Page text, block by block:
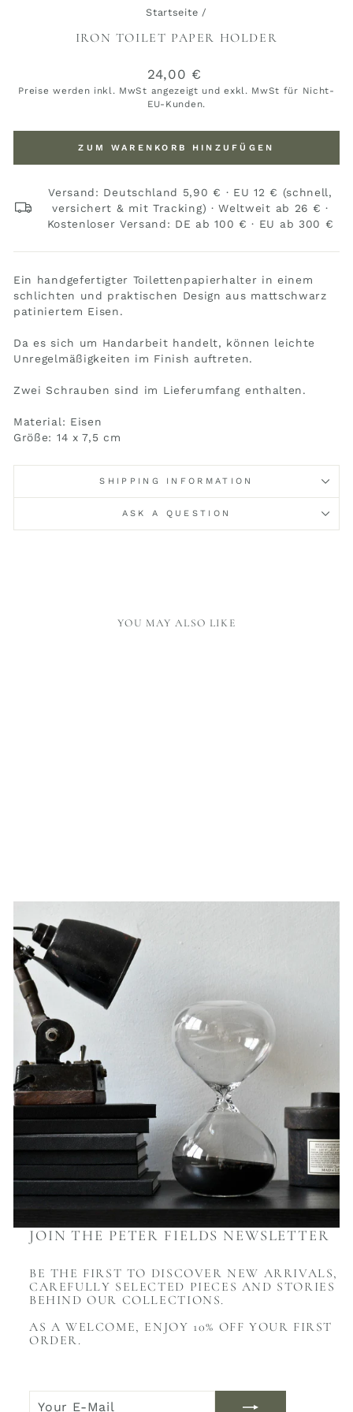
Startseite /
IRON TOILET PAPER HOLDER
Normaler
Preis
24,00 €
Preise werden inkl. MwSt angezeigt und exkl. MwSt für Nicht-
EU-Kunden.
ZUM WARENKORB HINZUFÜGEN
Versand: Deutschland 5,90 € · EU 12 € (schnell,
versichert & mit Tracking) · Weltweit ab 26 € ·
Kostenloser Versand: DE ab 100 € · EU ab 300 €
Ein handgefertigter Toilettenpapierhalter in einem
schlichten und praktischen Design aus mattschwarz
patiniertem Eisen.
Da es sich um Handarbeit handelt, können leichte
Unregelmäßigkeiten im Finish auftreten.
Zwei Schrauben sind im Lieferumfang enthalten.
Material: Eisen
Größe: 14 x 7,5 cm
SHIPPING INFORMATION
ASK A QUESTION
YOU MAY ALSO LIKE
JOIN THE PETER FIELDS NEWSLETTER
BE THE FIRST TO DISCOVER NEW ARRIVALS,
CAREFULLY SELECTED PIECES AND STORIES
BEHIND OUR COLLECTIONS.
AS A WELCOME, ENJOY 10% OFF YOUR FIRST
ORDER.
E-
NOW